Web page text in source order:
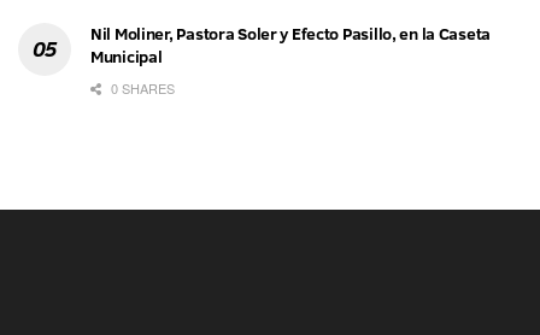
Nil Moliner, Pastora Soler y Efecto Pasillo, en la Caseta
Municipal
0 SHARES